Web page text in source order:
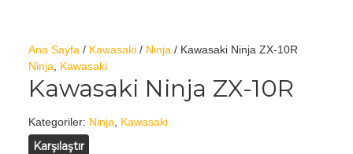
Ana Sayfa / Kawasaki/ Ninja / Kawasaki Ninja ZX-10R
Ninja
Kawasaki
Kawasaki Ninja ZX-10R
Kategoriler: Ninja Kawasaki
Karşılaştır